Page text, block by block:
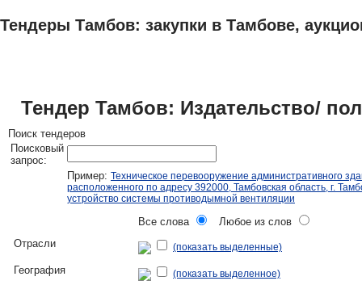
Тендеры Тамбов: закупки в Тамбове,
Тендер Тамбов: Издательство/
Поиск тендеров
Поисковый
запрос:
Пример: Техническое перевооружение административного
расположенного по адресу 392000, Тамбовская область, г.
устройство системы противодымной вентиляции
Все слова
Любое из слов
Отрасли
(показать выделенные)
География (показать выделенное)